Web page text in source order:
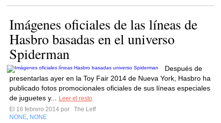
Imágenes oficiales de las líneas de
Hasbro basadas en el universo
Spiderman
Después de
presentarlas ayer en la Toy Fair 2014 de Nueva York, Hasbro ha
publicado fotos promocionales oficiales de sus líneas especiales
de juguetes y...
Leer el resto
El 16 febrero 2014 por
The Leff
NONE NONE